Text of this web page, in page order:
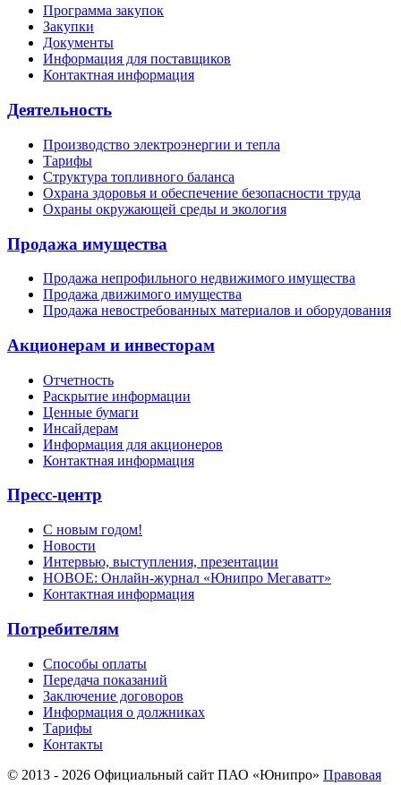
Программа закупок
Закупки
Документы
Информация для поставщиков
Контактная информация
Деятельность
Производство электроэнергии и тепла
Тарифы
Структура топливного баланса
Охрана здоровья и обеспечение безопасности труда
Охраны окружающей среды и экология
Продажа имущества
Продажа непрофильного недвижимого имущества
Продажа движимого имущества
Продажа невостребованных материалов и оборудования
Акционерам и инвесторам
Отчетность
Раскрытие информации
Ценные бумаги
Инсайдерам
Информация для акционеров
Контактная информация
Пресс-центр
С новым годом!
Новости
Интервью, выступления, презентации
НОВОЕ: Онлайн-журнал «Юнипро Мегаватт»
Контактная информация
Потребителям
Способы оплаты
Передача показаний
Заключение договоров
Информация о должниках
Тарифы
Контакты
© 2013 - 2026 Официальный сайт ПАО «Юнипро» Правовая